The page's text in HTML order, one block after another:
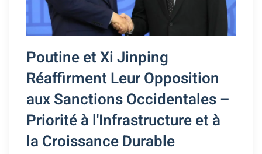
Poutine et Xi Jinping
Réaffirment Leur Opposition
aux Sanctions Occidentales –
Priorité à l'Infrastructure et à
la Croissance Durable